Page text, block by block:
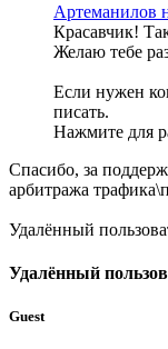
Артеманилов
Красавчик!
Желаю тебе
Если нужен
писать.
Нажмите для
Спасибо, за
арбитража
Удалённый
Удалённый
Guest